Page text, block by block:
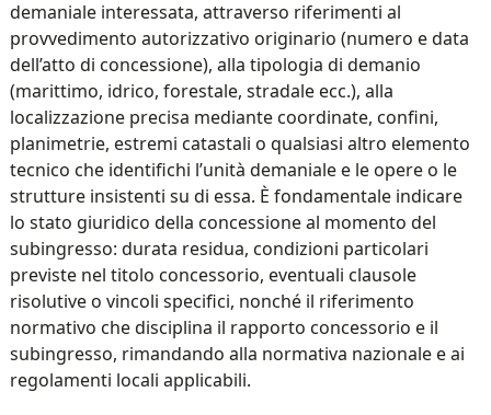
demaniale interessata, attraverso riferimenti al
provvedimento autorizzativo originario (numero e data
dell’atto di concessione), alla tipologia di demanio
(marittimo, idrico, forestale, stradale ecc.), alla
localizzazione precisa mediante coordinate, confini,
planimetrie, estremi catastali o qualsiasi altro elemento
tecnico che identifichi l’unità demaniale e le opere o le
strutture insistenti su di essa. È fondamentale indicare
lo stato giuridico della concessione al momento del
subingresso: durata residua, condizioni particolari
previste nel titolo concessorio, eventuali clausole
risolutive o vincoli specifici, nonché il riferimento
normativo che disciplina il rapporto concessorio e il
subingresso, rimandando alla normativa nazionale e ai
regolamenti locali applicabili.